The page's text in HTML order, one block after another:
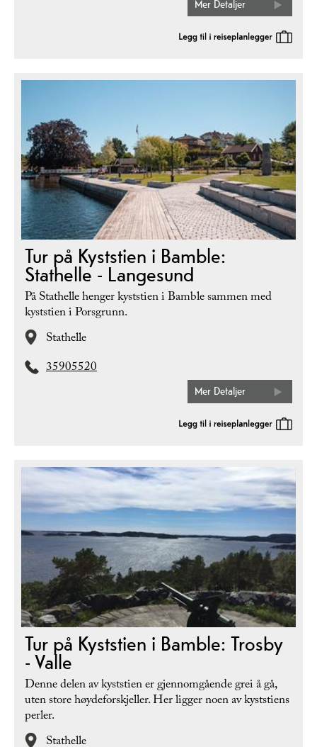
Mer Detaljer
Tur på Kyststien i Bamble:
Stathelle - Langesund
På Stathelle henger kyststien i Bamble sammen med
kyststien i Porsgrunn.
Stathelle
35905520
Mer Detaljer
Tur på Kyststien i Bamble: Trosby
- Valle
Denne delen av kyststien er gjennomgående grei å gå,
uten store høydeforskjeller. Her ligger noen av kyststiens
perler.
Stathelle